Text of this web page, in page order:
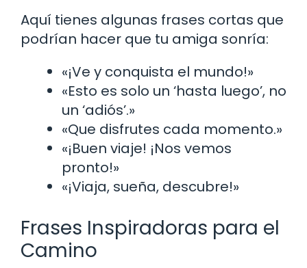
Aquí tienes algunas frases cortas que
podrían hacer que tu amiga sonría:
«¡Ve y conquista el mundo!»
«Esto es solo un ‘hasta luego’, no
un ‘adiós’.»
«Que disfrutes cada momento.»
«¡Buen viaje! ¡Nos vemos
pronto!»
«¡Viaja, sueña, descubre!»
Frases Inspiradoras para el
Camino